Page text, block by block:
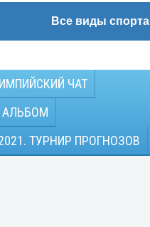
Все виды спорта
ЧАТ
АЛЬБОМ
ТУРНИР ПРОГНОЗОВ